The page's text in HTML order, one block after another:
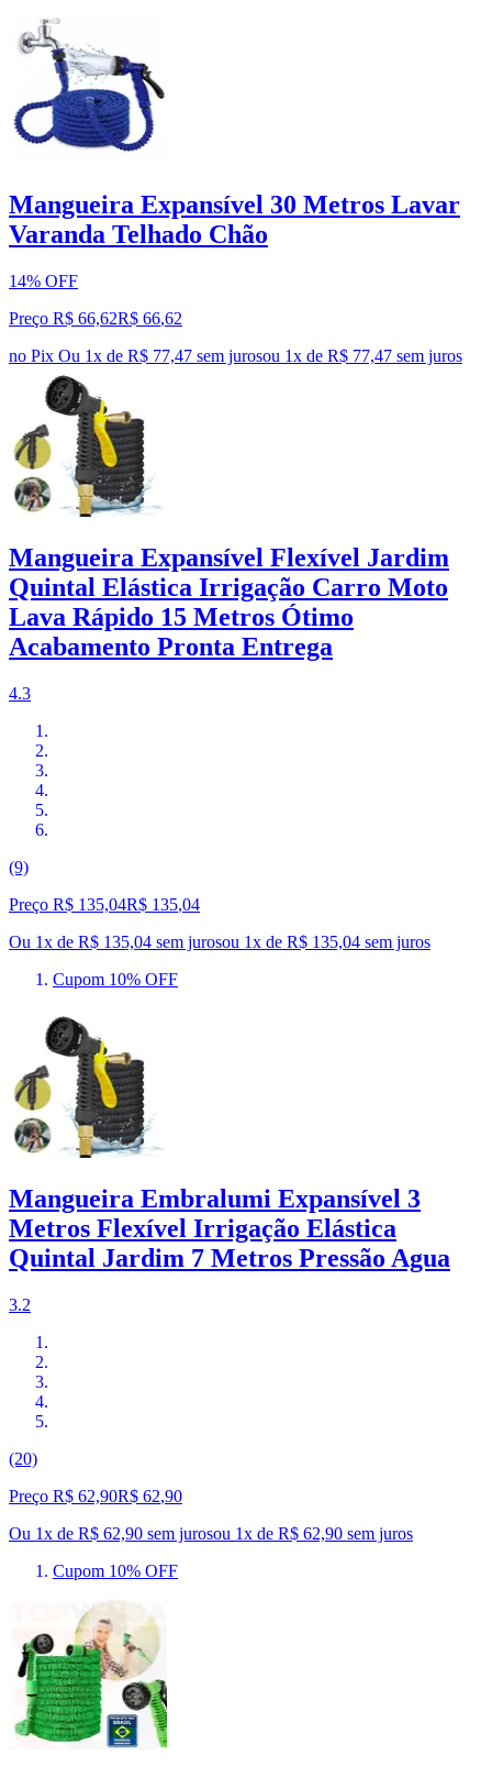
Mangueira Expansível 30 Metros Lavar
Varanda Telhado Chão
14% OFF
Preço R$ 66,62R$ 66,62
no Pix Ou 1x de R$ 77,47 sem jurosou 1x de R$ 77,47 sem juros
Mangueira Expansível Flexível Jardim
Quintal Elástica Irrigação Carro Moto
Lava Rápido 15 Metros Ótimo
Acabamento Pronta Entrega
4.3
(9)
Preço R$ 135,04R$ 135,04
Ou 1x de R$ 135,04 sem jurosou 1x de R$ 135,04 sem juros
Cupom 10% OFF
Mangueira Embralumi Expansível 3
Metros Flexível Irrigação Elástica
Quintal Jardim 7 Metros Pressão Agua
3.2
(20)
Preço R$ 62,90R$ 62,90
Ou 1x de R$ 62,90 sem jurosou 1x de R$ 62,90 sem juros
Cupom 10% OFF